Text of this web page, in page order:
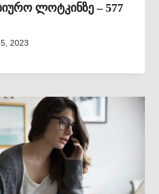
ლოტკინზე – 577
2023